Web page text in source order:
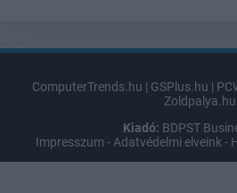
ComputerTrends.hu | GSPlus.hu |
Zoldpalya.hu
Kiadó: BDPST
Impresszum - Adatvédelmi elveink -